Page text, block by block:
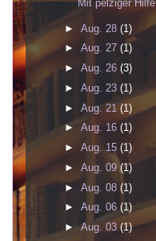
Mit pelziger Hilfe
►Aug. 28(1)
►Aug. 27(1)
►Aug. 26(3)
►Aug. 23(1)
►Aug. 21(1)
►Aug. 16(1)
►Aug. 15(1)
►Aug. 09(1)
►Aug. 08(1)
►Aug. 06(1)
►Aug. 03(1)